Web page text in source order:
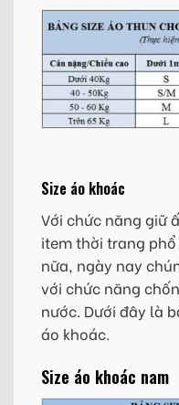
Size áo khoác
Với chức năng giữ
item thời trang
nữa, ngày nay
với chức năng
nước. Dưới đây là
áo khoác.
Size áo khoác nam